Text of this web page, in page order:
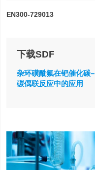
EN300-729013
下载SDF
杂环磺酰氟在钯催化碳–
碳偶联反应中的应用